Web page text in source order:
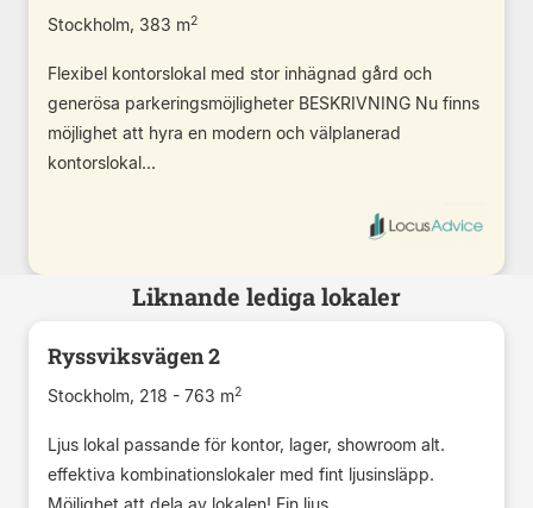
Stockholm, 383 m2
Flexibel kontorslokal med stor inhägnad gård och
generösa parkeringsmöjligheter BESKRIVNING Nu finns
möjlighet att hyra en modern och välplanerad
kontorslokal...
Liknande lediga lokaler
Ryssviksvägen 2
Stockholm, 218 - 763 m2
Ljus lokal passande för kontor, lager, showroom alt.
effektiva kombinationslokaler med fint ljusinsläpp.
Möjlighet att dela av lokalen! Fin ljus...